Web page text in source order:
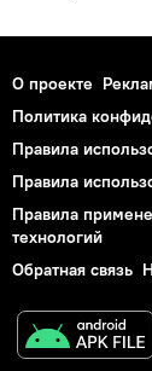
О проекте
Политика
Правила
Правила
Правила
технологий
Обратная связь